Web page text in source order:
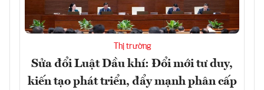
Thị trường
Sửa đổi Luật Dầu khí: Đổi mới tư duy,
kiến tạo phát triển, đẩy mạnh phân cấp